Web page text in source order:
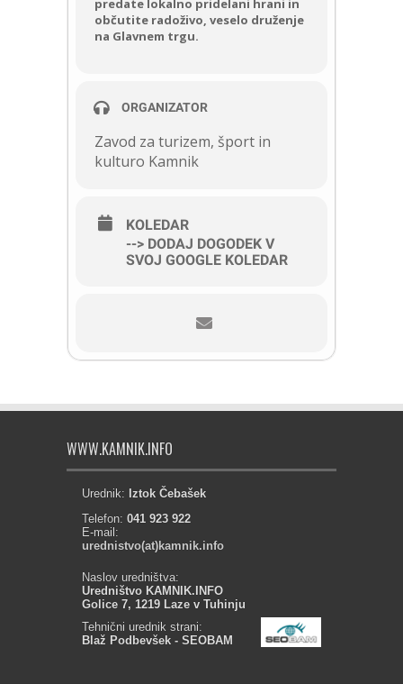
predate lokalno pridelani hrani in
občutite radoživo, veselo druženje
na Glavnem trgu.
ORGANIZATOR
Zavod za turizem, šport in
kulturo Kamnik
KOLEDAR
--> DODAJ DOGODEK V
SVOJ GOOGLE KOLEDAR
WWW.KAMNIK.INFO
Urednik: Iztok Čebašek
Telefon: 041 923 922
E-mail:
urednistvo(at)kamnik.info
Naslov uredništva:
Uredništvo KAMNIK.INFO
Golice 7, 1219 Laze v Tuhinju
Tehnični urednik strani:
Blaž Podbevšek - SEOBAM